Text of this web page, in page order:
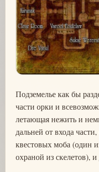
Подземелье как бы
части орки и
летающая нежить и
дальней от входа
квестовых моба (один
охраной из скелетов),